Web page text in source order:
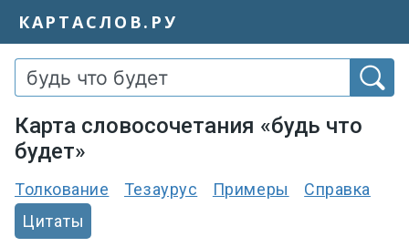
КАРТАСЛОВ.РУ
Карта словосочетания «будь что
будет»
Толкование Тезаурус Примеры
Справка
Цитаты